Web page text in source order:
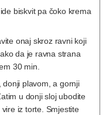
biskvit pa čoko krema
onaj skroz ravni koji
da je ravna strana
30 min.
plavom, a gornji
u donji sloj ubodite
iz torte. Smjestite